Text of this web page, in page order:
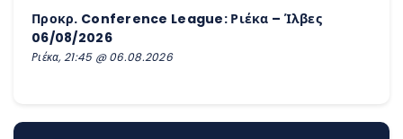
Προκρ. Conference League: Ριέκα – Ίλβες
06/08/2026
Ριέκα, 21:45 @ 06.08.2026